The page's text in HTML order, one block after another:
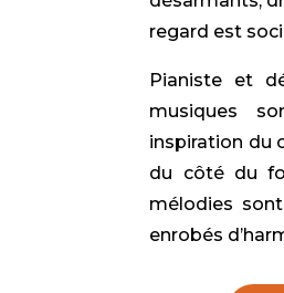
regard est
Pianiste et
musiques
inspiration du
du côté du
mélodies
enrobés